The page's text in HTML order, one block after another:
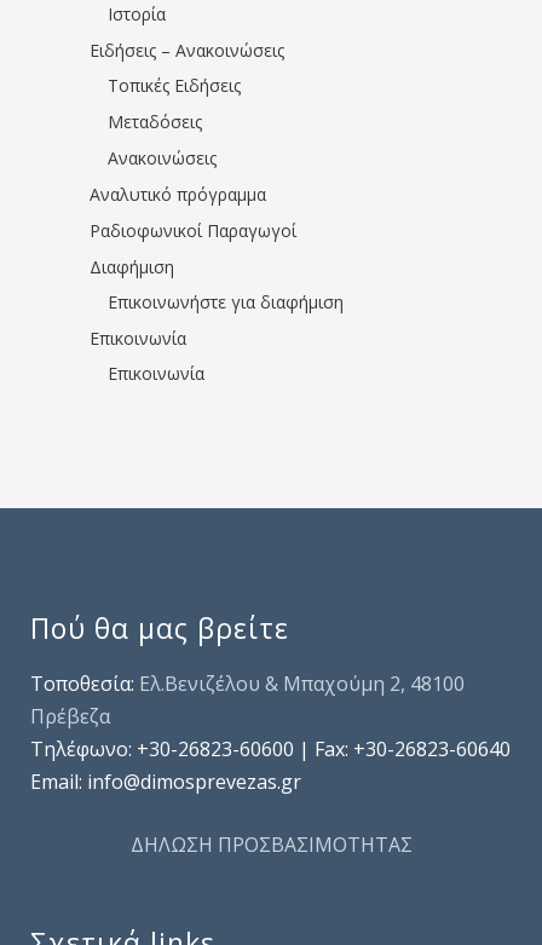
Ιστορία
Ειδήσεις – Ανακοινώσεις
Τοπικές Ειδήσεις
Μεταδόσεις
Ανακοινώσεις
Αναλυτικό πρόγραμμα
Ραδιοφωνικοί Παραγωγοί
Διαφήμιση
Επικοινωνήστε για διαφήμιση
Επικοινωνία
Επικοινωνία
Πού θα μας βρείτε
Τοποθεσία: Ελ.Βενιζέλου & Μπαχούμη 2, 48100
Πρέβεζα
Τηλέφωνo: +30-26823-60600 | Fax: +30-26823-60640
Email: info@dimosprevezas.gr
ΔΗΛΩΣΗ ΠΡΟΣΒΑΣΙΜΟΤΗΤΑΣ